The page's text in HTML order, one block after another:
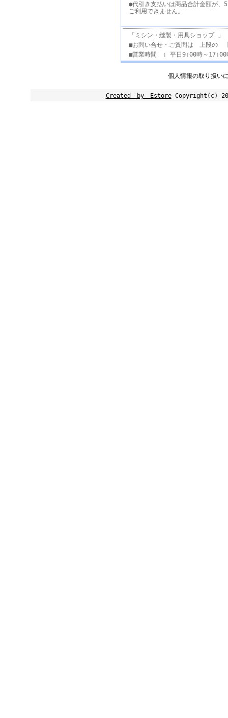
●代引き支払いは商品合計金額が、
ご利用できません。
「ミシン・縫製・用具ショップ 」
■お問い合せ・ご質問は 上段の
■営業時間 : 平日9:00時～17:00
個人情報の取り扱い
Created by EstoreCopyright(c)